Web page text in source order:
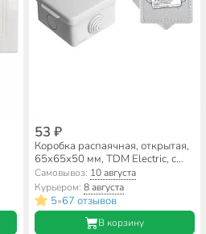
53 ₽
Коробка распаячная, открытая,
65х65х50 мм, TDM Electric, с
крышкой, 4 входа, IP54,
SQ1401-0511
Самовывоз: 10 августа
Курьером: 8 августа
5•67 отзывов
В корзину